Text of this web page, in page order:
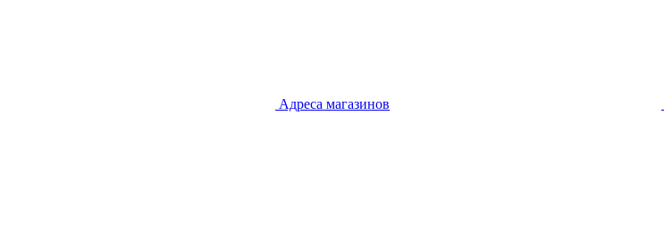
Адреса магазинов